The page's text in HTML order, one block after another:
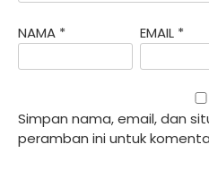
NAMA * EMAIL *
Simpan nama, email, dan
peramban ini untuk